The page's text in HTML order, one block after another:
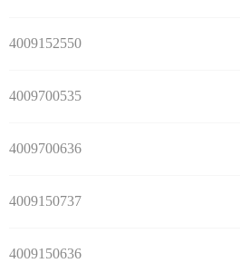
4009152550
4009700535
4009700636
4009150737
4009150636